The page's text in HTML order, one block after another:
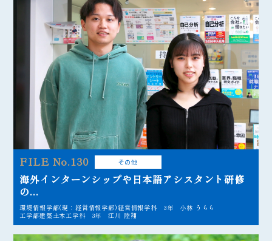
FILE No.130 その他
海外インターンシップや日本語アシスタント研修
の...
環境情報学部(現：経営情報学部)経営情報学科 3年 小林 うらら
工学部建築土木工学科 3年 江川 陸翔